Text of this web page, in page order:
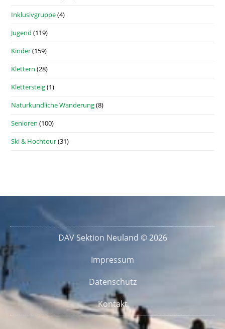
Inklusivgruppe(4)
Jugend (119)
Kinder(159)
Klettern (28)
Klettersteig(1)
Naturkundliche Wanderung(8)
Senioren (100)
Ski & Hochtour(31)
DAV Sektion Neuland © 2026
Impressum
Datenschutz
Kontakt